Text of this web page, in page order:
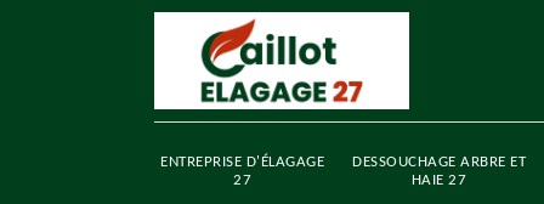
ENTREPRISE D'ÉLAGAGE
27
DESSOUCHAGE ARBRE ET
HAIE 27